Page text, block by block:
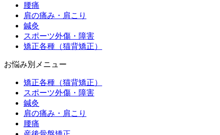
腰痛
肩の痛み・肩こり
鍼灸
スポーツ外傷・障害
矯正各種（猫背矯正）
お悩み別メニュー
矯正各種（猫背矯正）
スポーツ外傷・障害
鍼灸
肩の痛み・肩こり
腰痛